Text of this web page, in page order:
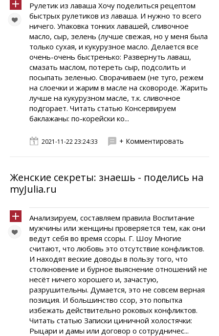
Рулетик из лаваша Хочу поделиться рецептом
быстрых рулетиков из лаваша. И нужно то всего
ничего. Упаковка тонких лавашей, сливочное
масло, сыр, зелень (лучше свежая, но у меня была
только сухая, и кукурузное масло. Делается все
очень-очень быстренько: Развернуть лаваш,
смазать маслом, потереть сыр, подсолить и
посыпать зеленью. Сворачиваем (не туго, режем
на слоечки и жарим в масле на сковороде. Жарить
лучше на кукурузном масле, т.к. сливочное
подгорает. Читать статью Консервируем
баклажаны: по-корейски ко...
2021-11-22 23:24:33 + Комментировать
Женские секреты: знаешь - поделись на
myJulia.ru
Анализируем, составляем правила Воспитание
мужчины или женщины проверяется тем, как они
ведут себя во время ссоры. Г. Шоу Многие
считают, что любовь это отсутствие конфликтов.
И находят веские доводы в пользу того, что
столкновение и бурное выяснение отношений не
несёт ничего хорошего и, зачастую,
разрушительны. Думается, это не совсем верная
позиция. И большинство ссор, это попытка
избежать действительно роковых конфликтов.
Читать статью Записки циничной холостячки:
Рыцари и дамы или договор о сотрудничес...